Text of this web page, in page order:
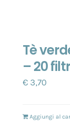
Tè
– 20
€ 3,70
Aggiungi al